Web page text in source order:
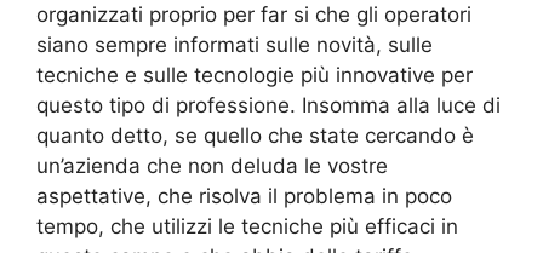
organizzati proprio per far si che gli operatori
siano sempre informati sulle novità, sulle
tecniche e sulle tecnologie più innovative per
questo tipo di professione. Insomma alla luce di
quanto detto, se quello che state cercando è
un’azienda che non deluda le vostre
aspettative, che risolva il problema in poco
tempo, che utilizzi le tecniche più efficaci in